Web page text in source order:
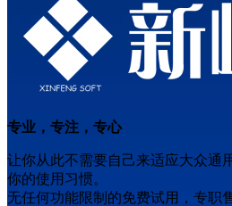
专业，专注，专心
让你从此不需要自己来适应大众通
你的使用习惯。
无任何功能限制的免费试用，专职